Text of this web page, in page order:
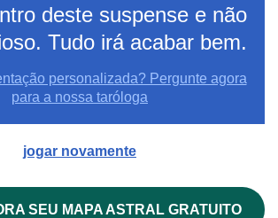
deste suspense e não
Tudo irá acabar bem.
personalizada? Pergunte agora
para a nossa taróloga
jogar novamente
SEU MAPA ASTRAL GRATUITO